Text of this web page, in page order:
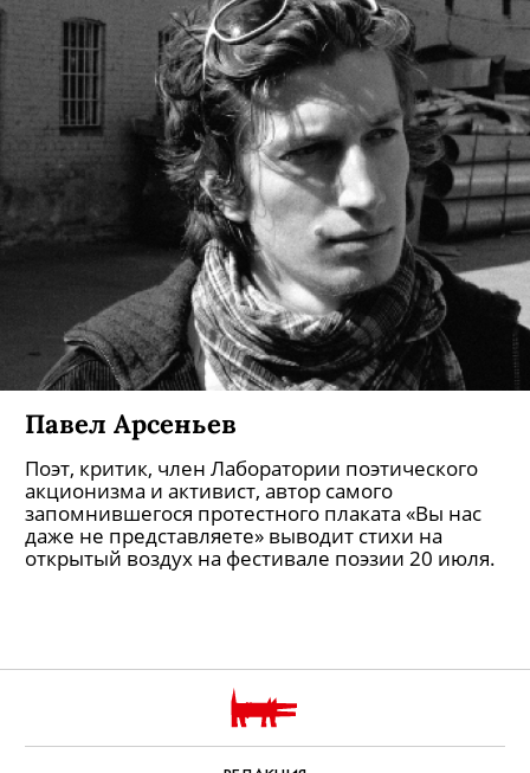
Павел Арсеньев
Поэт, критик, член Лаборатории поэтического
акционизма и активист, автор самого
запомнившегося протестного плаката «Вы нас
даже не представляете» выводит стихи на
открытый воздух на фестивале поэзии 20 июля.